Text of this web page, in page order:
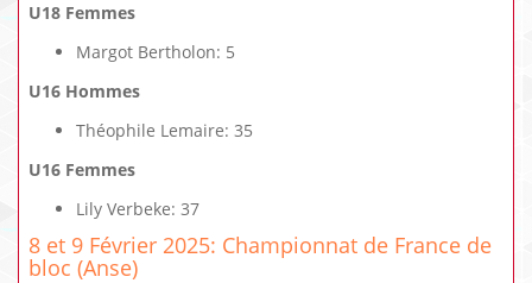
U18 Femmes
Margot Bertholon: 5
U16 Hommes
Théophile Lemaire: 35
U16 Femmes
Lily Verbeke: 37
8 et 9 Février 2025: Championnat de France de
bloc (Anse)